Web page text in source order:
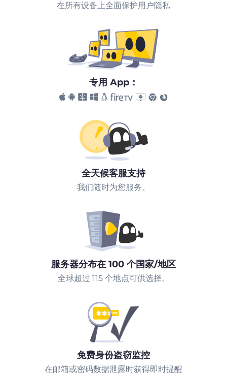
在所有设备上全面保护用户隐私
专用 App：
全天候客服支持
我们随时为您服务。
服务器分布在 100 个国家/地区
全球超过 115 个地点可供选择。
免费身份盗窃监控
在邮箱或密码数据泄露时获得即时提醒